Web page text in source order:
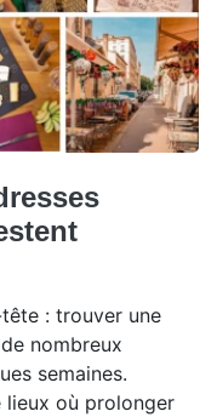
: trouver une
nombreux
semaines.
lieux où prolonger